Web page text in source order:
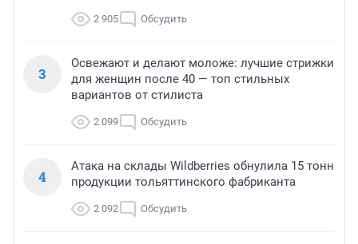
2 905 Обсудить
3
Освежают и делают моложе: лучшие стрижки
для женщин после 40 — топ стильных
вариантов от стилиста
2 099 Обсудить
4
Атака на склады Wildberries обнулила 15 тонн
продукции тольяттинского фабриканта
2 092 Обсудить